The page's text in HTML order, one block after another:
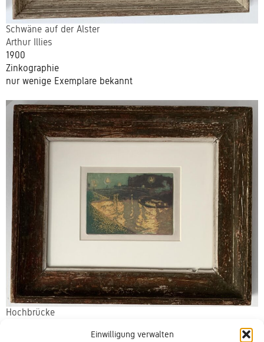
Einwilligung verwalten
Schwäne auf der Alster
Arthur Illies
1900
Zinkographie
nur wenige Exemplare bekannt
Hochbrücke